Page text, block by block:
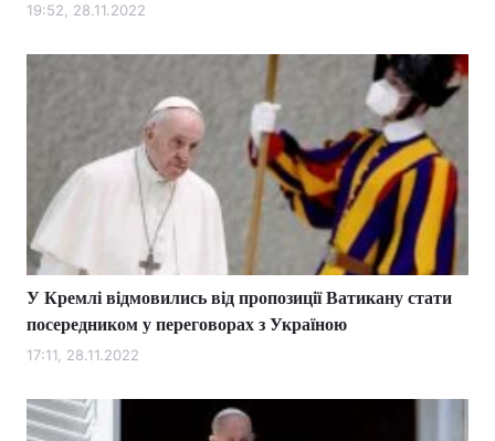
Тема оформлення
19:52, 28.11.2022
У Кремлі відмовились від пропозиції Ватикану стати
посередником у переговорах з Україною
17:11, 28.11.2022